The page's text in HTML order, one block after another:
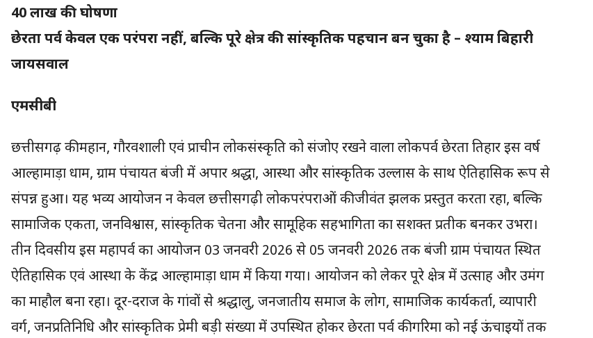
40 लाख की घोषणा
छेरता पर्व केवल एक परंपरा नहीं, बल्कि पूरे क्षेत्र की सांस्कृतिक पहचान बन चुका है – श्याम बिहारी
जायसवाल
एमसीबी
छत्तीसगढ़ की महान, गौरवशाली एवं प्राचीन लोकसंस्कृति को संजोए रखने वाला लोकपर्व छेरता तिहार इस वर्ष
आल्हामाड़ा धाम, ग्राम पंचायत बंजी में अपार श्रद्धा, आस्था और सांस्कृतिक उल्लास के साथ ऐतिहासिक रूप से
संपन्न हुआ। यह भव्य आयोजन न केवल छत्तीसगढ़ी लोकपरंपराओं की जीवंत झलक प्रस्तुत करता रहा, बल्कि
सामाजिक एकता, जनविश्वास, सांस्कृतिक चेतना और सामूहिक सहभागिता का सशक्त प्रतीक बनकर उभरा।
तीन दिवसीय इस महापर्व का आयोजन 03 जनवरी 2026 से 05 जनवरी 2026 तक बंजी ग्राम पंचायत स्थित
ऐतिहासिक एवं आस्था के केंद्र आल्हामाड़ा धाम में किया गया। आयोजन को लेकर पूरे क्षेत्र में उत्साह और उमंग
का माहौल बना रहा। दूर-दराज के गांवों से श्रद्धालु, जनजातीय समाज के लोग, सामाजिक कार्यकर्ता, व्यापारी
वर्ग, जनप्रतिनिधि और सांस्कृतिक प्रेमी बड़ी संख्या में उपस्थित होकर छेरता पर्व की गरिमा को नई ऊंचाइयों तक